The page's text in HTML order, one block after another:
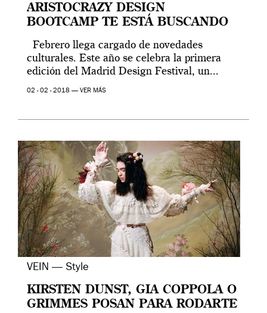
ARISTOCRAZY DESIGN
BOOTCAMP TE ESTÁ BUSCANDO
Febrero llega cargado de novedades
culturales. Este año se celebra la primera
edición del Madrid Design Festival, un...
02 - 02 - 2018 — VER MÁS
VEIN — Style
KIRSTEN DUNST, GIA COPPOLA O
GRIMMES POSAN PARA RODARTE